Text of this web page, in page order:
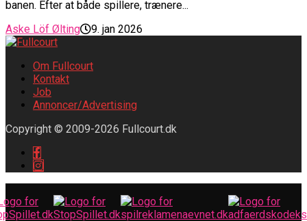
banen. Efter at både spillere, trænere...
Aske Löf Ølting
9. jan 2026
Om Fullcourt
Kontakt
Job
Annoncer/Advertising
Copyright © 2009-2026 Fullcourt.dk